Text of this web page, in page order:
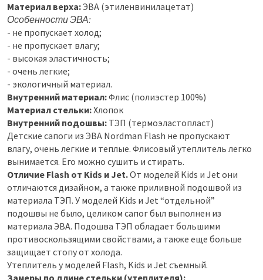
Материал верха:ЭВА (этиленвинилацетат)
Особенности ЭВА:
- не пропускает холод;
- не пропускает влагу;
- высокая эластичность;
- очень легкие;
- экологичный материал.
Внутренний материал:Флис (полиэстер 100%)
Материал стельки:Хлопок
Внутренний подошвы: ТЭП (термоэластопласт)
Детские сапоги из ЭВА Nordman Flash не пропускают
влагу, очень легкие и теплые. Флисовый утеплитель легко
вынимается. Его можно сушить и стирать.
Отличие Flash от Kids и Jet.От моделей Kids и Jet они
отличаются дизайном, а также приливной подошвой из
материала ТЭП. У моделей Kids и Jet “отдельной”
подошвы не было, целиком сапог был выполнен из
материала ЭВА. Подошва ТЭП обладает большими
противоскользящими свойствами, а также еще больше
защищает стопу от холода.
Утеплитель у моделей Flash, Kids и Jet съемный.